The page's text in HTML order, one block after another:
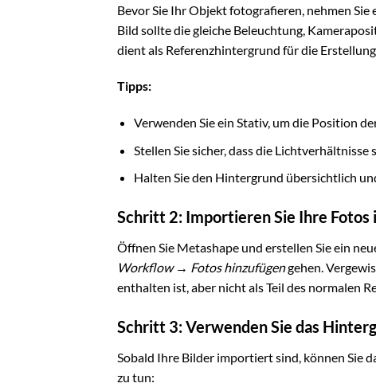
Bevor Sie Ihr Objekt fotografieren, nehmen Sie
Bild sollte die gleiche Beleuchtung,
dient als Referenzhintergrund für die
Tipps:
Verwenden Sie ein Stativ, um die Position
Stellen Sie sicher, dass die
Halten Sie den Hintergrund übersichtlich
Schritt 2: Importieren Sie Ihre Fotos
Öffnen Sie Metashape und erstellen Sie ein
Workflow → Fotos hinzufügengehen.
enthalten ist, aber nicht als Teil des normalen
Schritt 3: Verwenden Sie das
Sobald Ihre Bilder importiert sind, können Sie
zu tun: